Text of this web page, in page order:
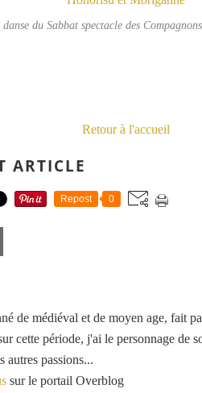
danse du Sabbat spectacle des
Retour à l'accueil
ARTICLE
Repost 0
de médiéval et de moyen age, fait
cette période, j'ai le personnage de
autres passions...
sur le portail Overblog